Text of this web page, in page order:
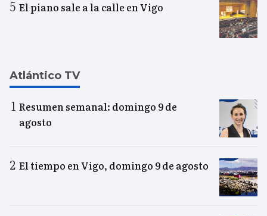
El piano sale a la calle en Vigo
Atlántico TV
Resumen semanal: domingo 9 de
agosto
El tiempo en Vigo, domingo 9 de agosto